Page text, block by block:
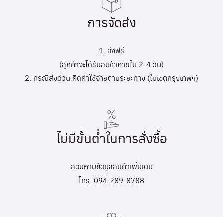
การจัดส่ง
1. ส่งฟรี
(ลูกค้าจะได้รับสินค้าภายใน 2-4 วัน)
2. กรณีส่งด่วน คิดค่าใช้จ่ายตามระยะทาง (ในเขตกรุงเทพฯ)
ไม่มีขั้นต่ำในการสั่งซื้อ
สอบถามข้อมูลสินค้าเพิ่มเติม
โทร. 094-289-8788